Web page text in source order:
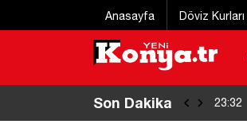
Anasayfa Döviz Kurları
Son Dakika 22:20